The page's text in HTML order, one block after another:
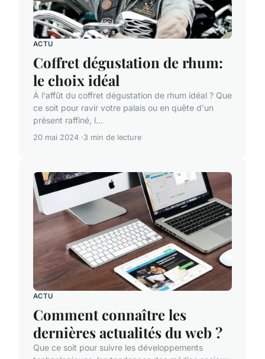
ACTU
Coffret dégustation de rhum:
le choix idéal
À l'affût du coffret dégustation de rhum idéal ? Que
ce soit pour ravir votre palais ou en quête d'un
présent raffiné, l...
20 mai 2024 3 min de lecture
ACTU
Comment connaître les
dernières actualités du web ?
Que ce soit pour suivre les développements